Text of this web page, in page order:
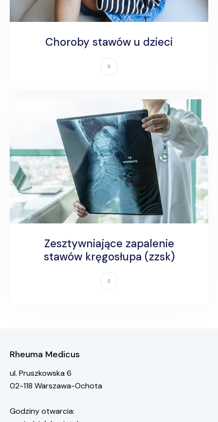
Choroby stawów u dzieci
Zesztywniające zapalenie
stawów kręgosłupa (zzsk)
Rheuma Medicus
ul. Pruszkowska 6
02-118 Warszawa-Ochota
Godziny otwarcia: